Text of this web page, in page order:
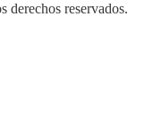
reservados.